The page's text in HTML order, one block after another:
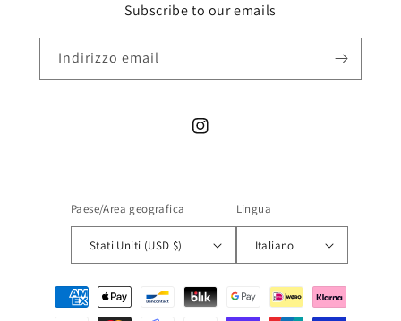
Subscribe to our emails
Indirizzo email
Instagram
Paese/Area geografica
Stati Uniti (USD $)
Lingua
Italiano
Metodi